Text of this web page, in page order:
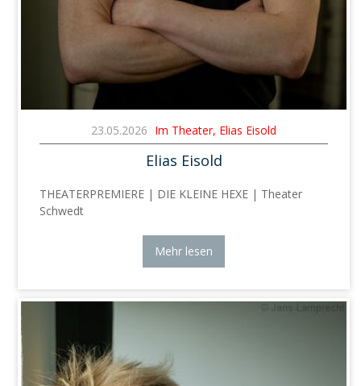
23.05.2026 Im Theater, Elias Eisold
Elias Eisold
THEATERPREMIERE | DIE KLEINE HEXE | Theater
Schwedt
Mehr lesen